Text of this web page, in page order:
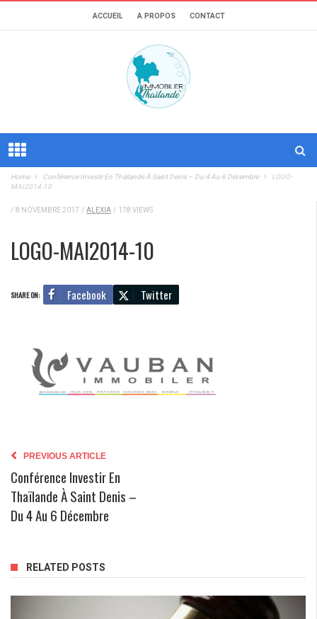
ACCUEIL A PROPOS CONTACT
Home Conférence Investir En Thaïlande À Saint Denis – Du 4 Au 6 Décembre
LOGO-
MAI2014-10
/ 8 NOVEMBRE 2017 / ALEXIA / 178 VIEWS
LOGO-MAI2014-10
SHARE ON: Facebook Twitter
PREVIOUS ARTICLE
Conférence Investir En
Thaïlande À Saint Denis –
Du 4 Au 6 Décembre
RELATED POSTS